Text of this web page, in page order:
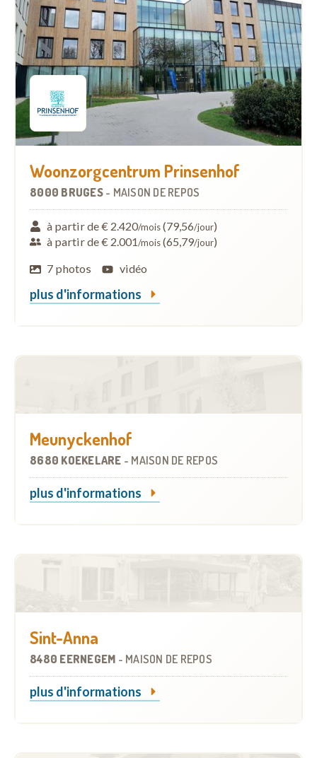
Woonzorgcentrum Prinsenhof
8000 BRUGES - MAISON DE REPOS
à partir de € 2.420/mois(79,56/jour)
à partir de € 2.001/mois(65,79/jour)
7 photos
vidéo
plus d'informations
Meunyckenhof
8680 KOEKELARE - MAISON DE REPOS
plus d'informations
Sint-Anna
8480 EERNEGEM - MAISON DE REPOS
plus d'informations